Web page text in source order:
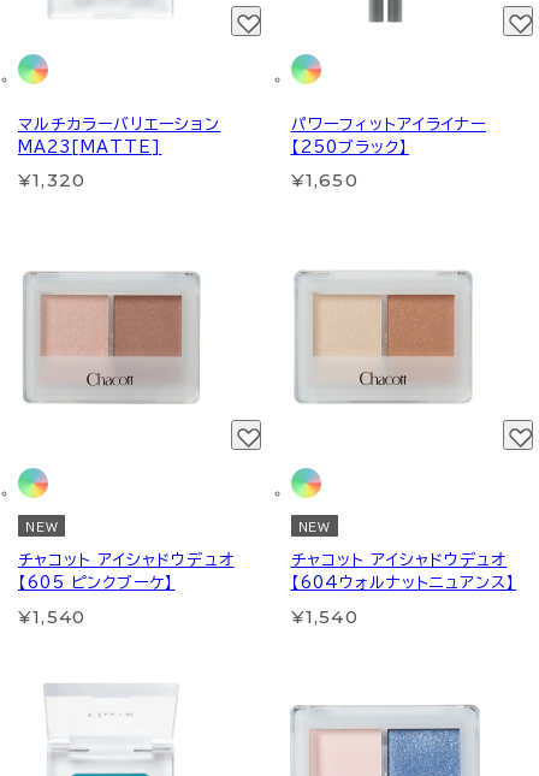
マルチカラーバリエーション
MA23[MATTE]
¥1,320
パワーフィットアイライナー
【250ブラック】
¥1,650
NEW
チャコット アイシャドウデュオ
【605 ピンクブーケ】
¥1,540
NEW
チャコット アイシャドウデュオ
【604ウォルナットニュアンス】
¥1,540